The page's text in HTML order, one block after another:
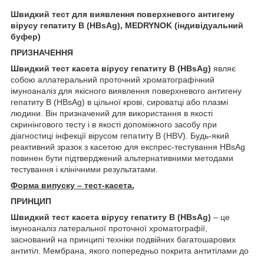
Швидкий тест для виявлення поверхневого антигену
вірусу гепатиту В (НВsАg), MEDRYNOK (індивідуальний
буфер)
ПРИЗНАЧЕННЯ
Швидкий тест касета вірусу гепатиту В (НВsАg) являє
собою аллатеральний проточний хроматографічний
імуноаналіз для якісного виявлення поверхневого антигену
гепатиту В (HBsAg) в цільної крові, сироватці або плазмі
людини. Він призначений для використання в якості
скринінгового тесту і в якості допоміжного засобу при
діагностиці інфекції вірусом гепатиту В (HBV). Будь-який
реактивний зразок з касетою для експрес-тестування HBsAg
повинен бути підтверджений альтернативними методами
тестування і клінічними результатами.
Форма випуску – тест-касета.
ПРИНЦИП
Швидкий тест касета вірусу гепатиту В (НВsАg) – це
імуноаналіз латеральної проточної хроматографії,
заснований на принципі техніки подвійних багатошарових
антитіл. Мембрана, якого попередньо покрита антитілами до